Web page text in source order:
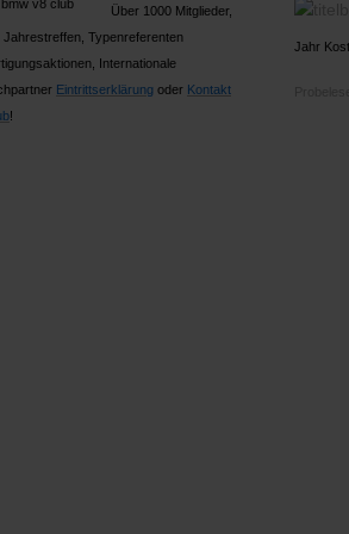
Über 1000 Mitglieder,
Typenreferenten
Internationale
Eintrittserklärung oder Kontakt
!
Jahr